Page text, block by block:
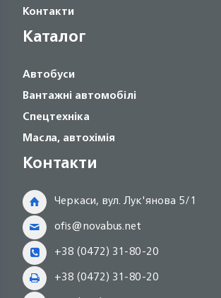
Контакти
Каталог
Автобуси
Вантажні автомобілі
Спецтехніка
Масла, автохімія
Контакти
Черкаси, вул. Лук'янова 5/1
ofis@novabus.net
+38 (0472) 31-80-20
+38 (0472) 31-80-20